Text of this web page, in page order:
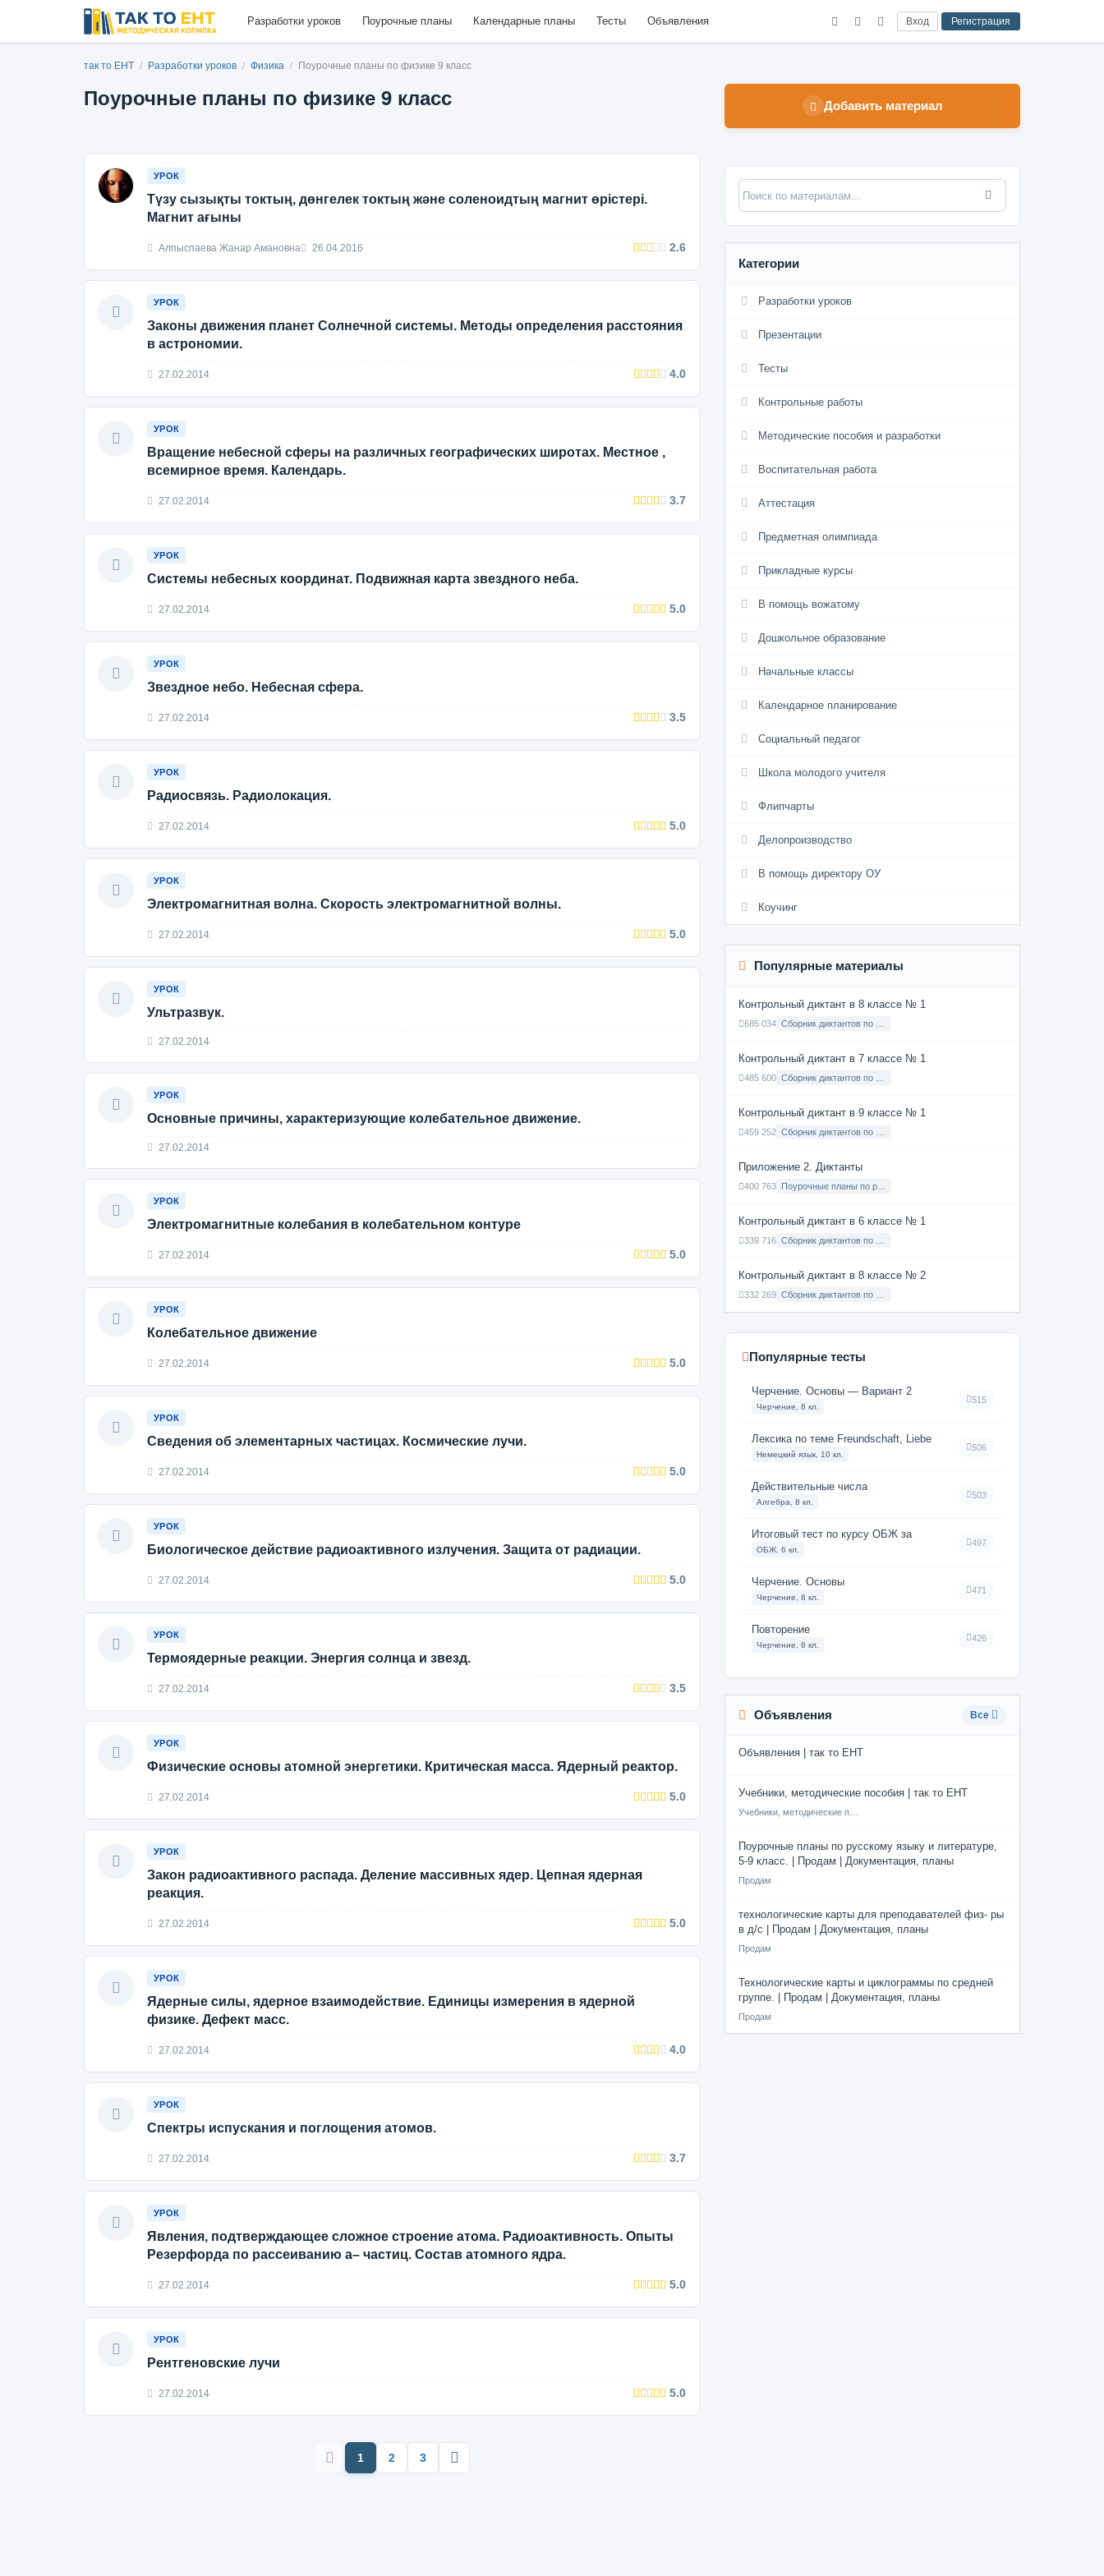
Разработки уроков Поурочные планы Календарные планы Тесты Объявления Вход Регистрация
так то ЕНТ / Разработки уроков / Физика / Поурочные планы по физике 9 класс
Поурочные планы по физике 9 класс
УРОК
Түзу сызықты токтың, дөнгелек токтың және соленоидтың магнит өрістері.
Магнит ағыны
Алпыспаева Жанар Амановна 26.04.2016 2.6
УРОК
Законы движения планет Солнечной системы. Методы определения расстояния
в астрономии.
27.02.2014 4.0
УРОК
Вращение небесной сферы на различных географических широтах. Местное ,
всемирное время. Календарь.
27.02.2014 3.7
УРОК
Системы небесных координат. Подвижная карта звездного неба.
27.02.2014 5.0
УРОК
Звездное небо. Небесная сфера.
27.02.2014 3.5
УРОК
Радиосвязь. Радиолокация.
27.02.2014 5.0
УРОК
Электромагнитная волна. Скорость электромагнитной волны.
27.02.2014 5.0
УРОК
Ультразвук.
27.02.2014
УРОК
Основные причины, характеризующие колебательное движение.
27.02.2014
УРОК
Электромагнитные колебания в колебательном контуре
27.02.2014 5.0
УРОК
Колебательное движение
27.02.2014 5.0
УРОК
Сведения об элементарных частицах. Космические лучи.
27.02.2014 5.0
УРОК
Биологическое действие радиоактивного излучения. Защита от радиации.
27.02.2014 5.0
УРОК
Термоядерные реакции. Энергия солнца и звезд.
27.02.2014 3.5
УРОК
Физические основы атомной энергетики. Критическая масса. Ядерный реактор.
27.02.2014 5.0
УРОК
Закон радиоактивного распада. Деление массивных ядер. Цепная ядерная
реакция.
27.02.2014 5.0
УРОК
Ядерные силы, ядерное взаимодействие. Единицы измерения в ядерной
физике. Дефект масс.
27.02.2014 4.0
УРОК
Спектры испускания и поглощения атомов.
27.02.2014 3.7
УРОК
Явления, подтверждающее сложное строение атома. Радиоактивность. Опыты
Резерфорда по рассеиванию a– частиц. Состав атомного ядра.
27.02.2014 5.0
УРОК
Рентгеновские лучи
27.02.2014 5.0
1 2 3
Добавить материал
Категории
Разработки уроков
Презентации
Тесты
Контрольные работы
Методические пособия и разработки
Воспитательная работа
Аттестация
Предметная олимпиада
Прикладные курсы
В помощь вожатому
Дошкольное образование
Начальные классы
Календарное планирование
Социальный педагог
Школа молодого учителя
Флипчарты
Делопроизводство
В помощь директору ОУ
Коучинг
Популярные материалы
Контрольный диктант в 8 классе № 1
685 034
Контрольный диктант в 7 классе № 1
485 600
Контрольный диктант в 9 классе № 1
459 252
Приложение 2. Диктанты
400 763
Контрольный диктант в 6 классе № 1
339 716
Контрольный диктант в 8 классе № 2
332 269
Популярные тесты
Черчение. Основы — Вариант 2
Черчение, 8 кл.
515
Лексика по теме Freundschaft, Liebe
Немецкий язык, 10 кл.
506
Действительные числа
Алгебра, 8 кл.
503
Итоговый тест по курсу ОБЖ за
ОБЖ, 6 кл.
497
Черчение. Основы
Черчение, 8 кл.
471
Повторение
Черчение, 8 кл.
426
Объявления Все
Объявления | так то ЕНТ
Учебники, методические пособия | так то ЕНТ
Поурочные планы по русскому языку и литературе,
5-9 класс. | Продам | Документация, планы
Продам
технологические карты для преподавателей физ- ры
в д/с | Продам | Документация, планы
Продам
Технологические карты и циклограммы по средней
группе. | Продам | Документация, планы
Продам